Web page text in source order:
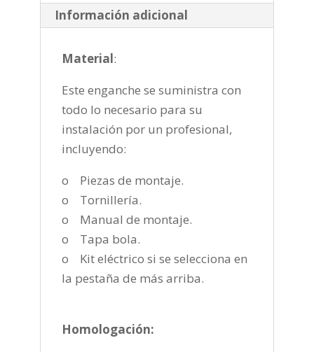
cantidad
Información adicional
Material:
Este enganche se suministra con
todo lo necesario para su
instalación por un profesional,
incluyendo:
o Piezas de montaje.
o Tornillería.
o Manual de montaje.
o Tapa bola.
o Kit eléctrico si se selecciona en
la pestaña de más arriba.
Homologación: